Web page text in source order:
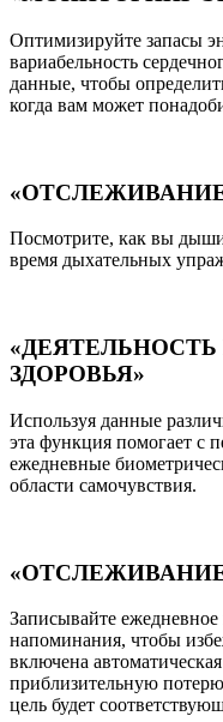
Оптимизируйте запасы
вариабельность
данные, чтобы
когда вам может
Посмотрите, как вы
время дыхательных
ЗДОРОВЬЯ»
Используя данные
эта функция помогает с
ежедневные
области самочувствия.
Записывайте ежедневное
напоминания, чтобы
включена
приблизительную
цель будет